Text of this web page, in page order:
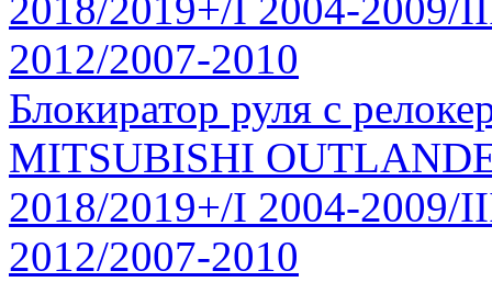
Блокиратор руля с
MITSUBISHI
2018/2019+/I 2004-2009/
2012/2007-2010